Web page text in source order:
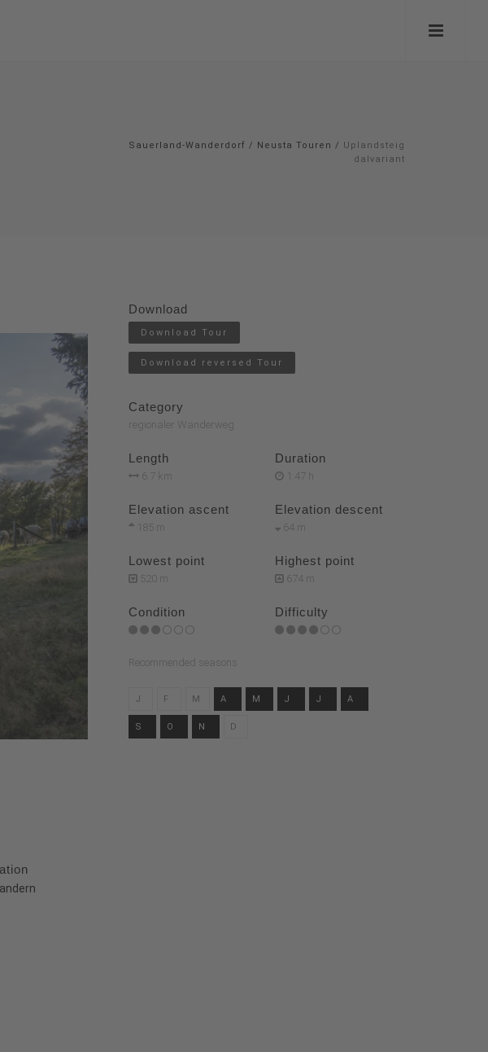
Sauerland-Wanderdorf / Neusta Touren / Uplandsteig
dalvariant
Download
Download Tour
Download reversed Tour
Category
regionaler Wanderweg
Length
6.7 km
Duration
1:47 h
Elevation ascent
185 m
Elevation descent
64 m
Lowest point
520 m
Highest point
674 m
Condition Difficulty
Recommended seasons
J F M A M J J A
S O N D